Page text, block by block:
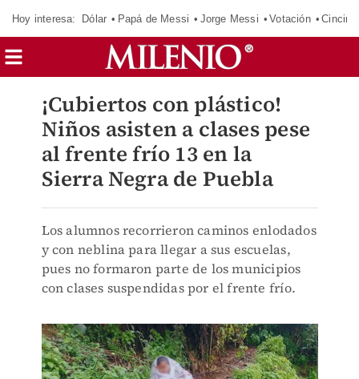
Hoy interesa: Dólar Papá de Messi Jorge Messi Votación
¡Cubiertos con plástico!
Niños asisten a clases pese
al frente frío 13 en la
Sierra Negra de Puebla
Los alumnos recorrieron caminos enlodados
y con neblina para llegar a sus escuelas,
pues no formaron parte de los municipios
con clases suspendidas por el frente frío.